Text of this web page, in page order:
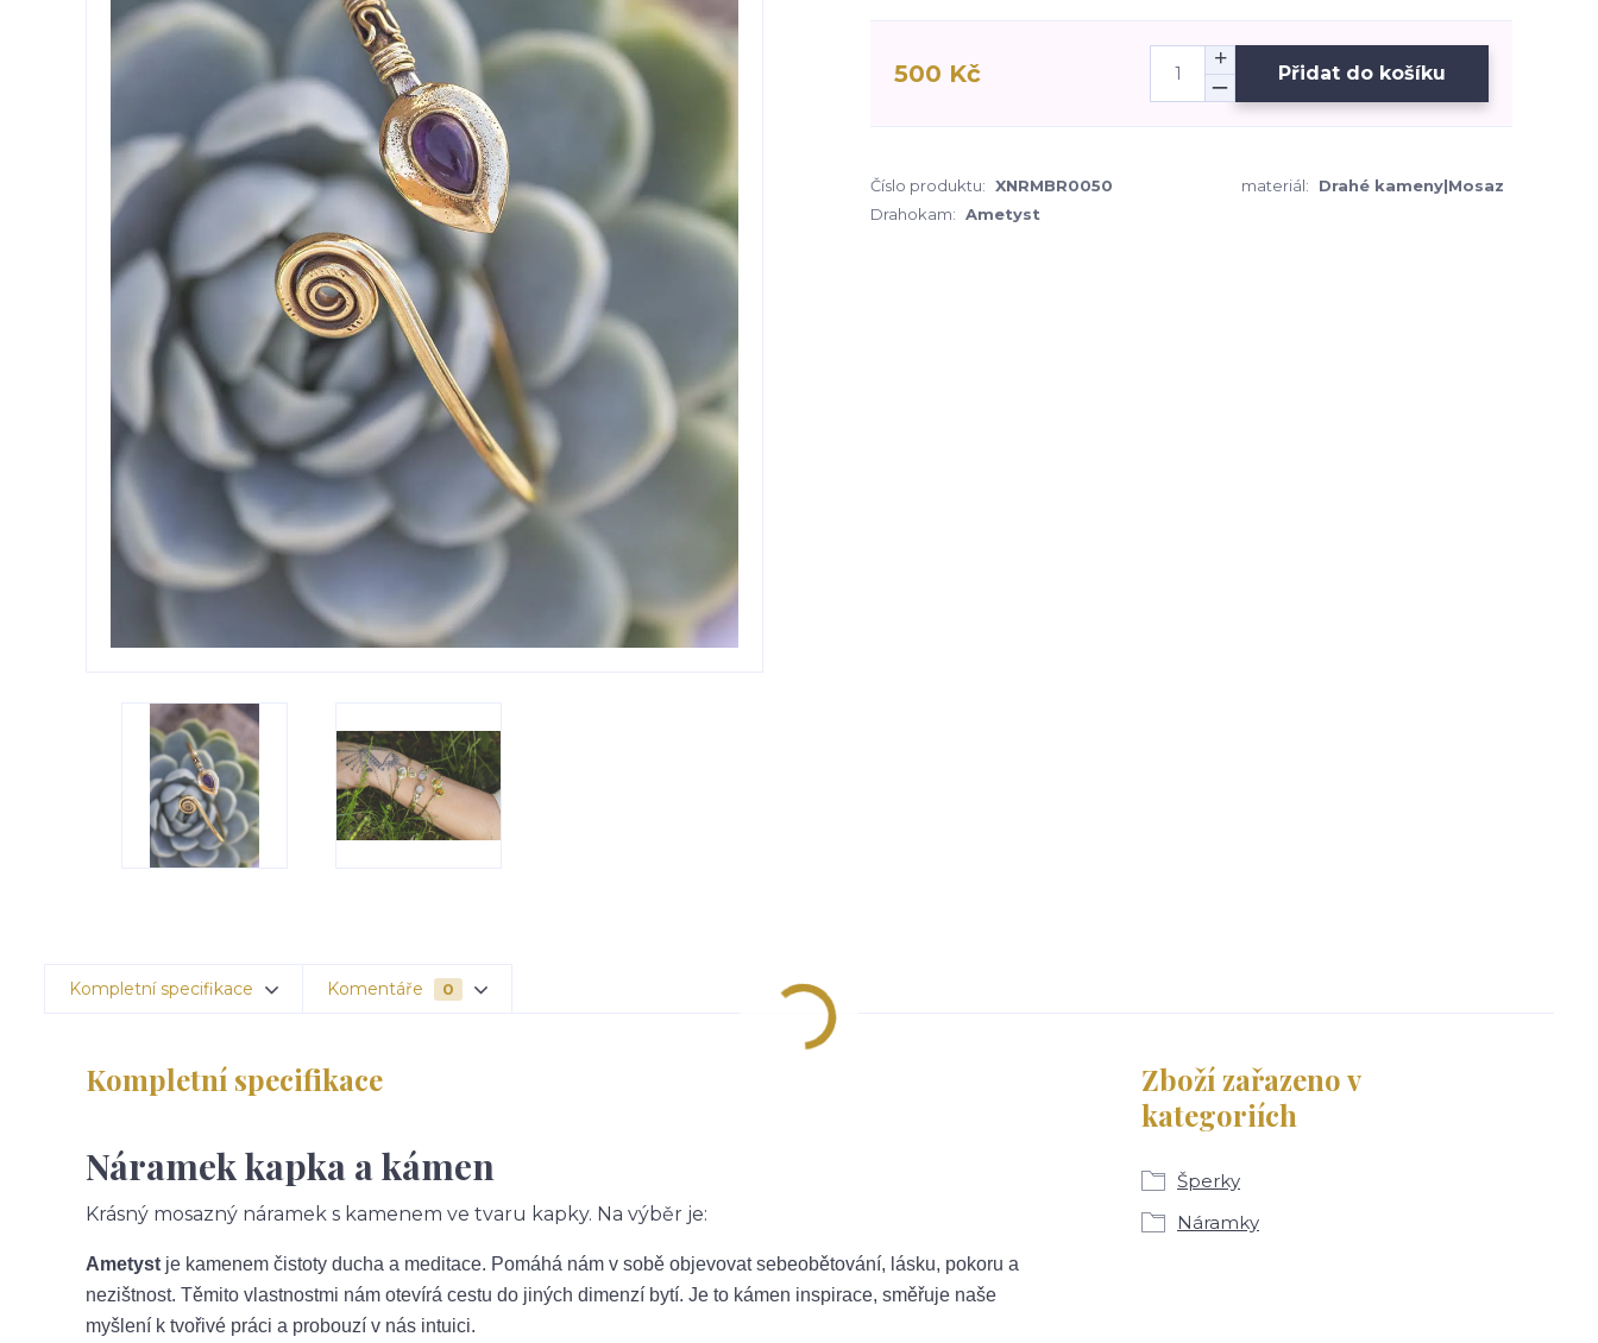
500 Kč Přidat do košíku
Číslo produktu: XNRMBR0050 materiál:
Drahé kameny|Mosaz
Drahokam: Ametyst
Kompletní specifikace Komentáře 0
Kompletní specifikace
Náramek kapka a kámen
Krásný mosazný náramek s kamenem ve tvaru kapky. Na výběr je:
Ametyst je kamenem čistoty ducha a meditace. Pomáhá nám v sobě objevovat sebeobětování, lásku, pokoru a
nezištnost. Těmito vlastnostmi nám otevírá cestu do jiných dimenzí bytí. Je to kámen inspirace, směřuje naše
myšlení k tvořivé práci a probouzí v nás intuici.
Zboží zařazeno v
kategoriích
Šperky
Náramky